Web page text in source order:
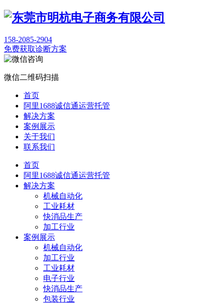
158-2085-2904
免费获取诊断方案
微信二维码扫描
首页
阿里1688诚信通运营托管
解决方案
案例展示
关于我们
联系我们
首页
阿里1688诚信通运营托管
解决方案
机械自动化
工业耗材
快消品生产
加工行业
案例展示
机械自动化
加工行业
工业耗材
电子行业
快消品生产
包装行业